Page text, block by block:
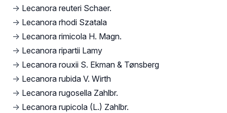
→ Lecanora reuteri Schaer.
→ Lecanora rhodi Szatala
→ Lecanora rimicola H. Magn.
→ Lecanora ripartii Lamy
→ Lecanora rouxii S. Ekman & Tønsberg
→ Lecanora rubida V. Wirth
→ Lecanora rugosella Zahlbr.
→ Lecanora rupicola (L.) Zahlbr.